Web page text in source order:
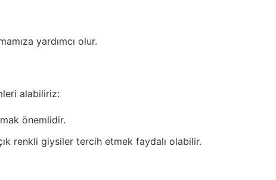
yardımcı olur.
alabiliriz:
önemlidir.
renkli giysiler tercih etmek faydalı olabilir.